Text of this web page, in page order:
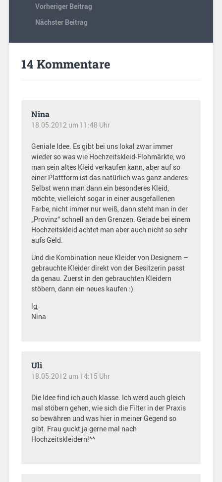
Vorheriger Beitrag
Nächster Beitrag
14 Kommentare
Nina
18.05.2012 um 11:48 Uhr
Geniale Idee. Es gibt bei uns lokal zwar immer
wieder so was wie Hochzeitskleid-Flohmärkte, wo
man sein altes Kleid verkaufen kann, aber auf so
einer Plattform ist das natürlich was ganz anderes.
Selbst wenn man dann ein besonderes Kleid,
möchte, vielleicht sogar in einer ausgefallenen
Farbe, nicht immer nur weiß, dann steht man in der
„Provinz“ schnell an den Grenzen. Gerade bei einem
Hochzeitskleid achtet man aber auch nicht so sehr
aufs Geld.
Und die Kombination neue Kleider von Designern –
gebrauchte Kleider direkt von der Besitzerin passt
da genau. Zuerst in den gebrauchten Kleidern
stöbern, dann ein neues kaufen :)
lg,
Nina
Uli
18.05.2012 um 14:15 Uhr
Die Idee find ich auch klasse. Ich werd auch gleich
mal stöbern gehen, wie sich die Filter in der Praxis
so bewähren und was hier in meiner Gegend so
gibt. Frau guckt ja gerne mal nach
Hochzeitskleidern!^^